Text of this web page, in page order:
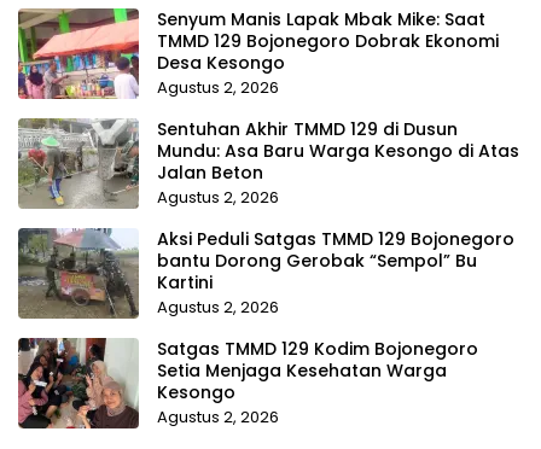
Senyum Manis Lapak Mbak Mike: Saat
TMMD 129 Bojonegoro Dobrak Ekonomi
Desa Kesongo
Agustus 2, 2026
Sentuhan Akhir TMMD 129 di Dusun
Mundu: Asa Baru Warga Kesongo di Atas
Jalan Beton
Agustus 2, 2026
Aksi Peduli Satgas TMMD 129 Bojonegoro
bantu Dorong Gerobak “Sempol” Bu
Kartini
Agustus 2, 2026
Satgas TMMD 129 Kodim Bojonegoro
Setia Menjaga Kesehatan Warga
Kesongo
Agustus 2, 2026